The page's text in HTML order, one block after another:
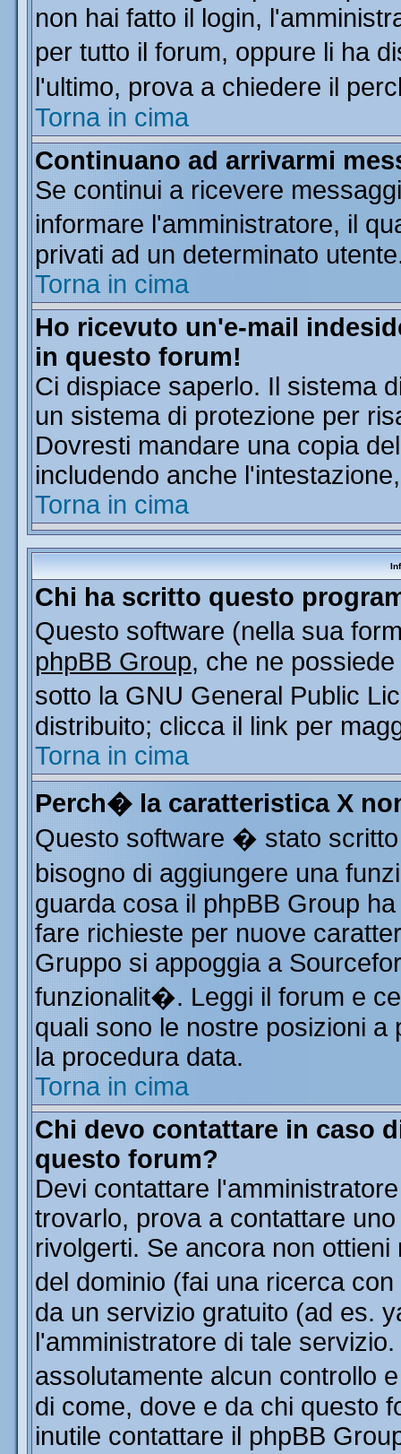
non hai fatto il login,
per tutto il forum, oppure li ha
l'ultimo, prova a chiedere il
Torna in cima
Continuano ad arrivarmi
Se continui a ricevere
informare l'amministratore, il
privati ad un determinato
Torna in cima
Ho ricevuto un'e-mail
in questo forum!
Ci dispiace saperlo. Il sistema
un sistema di protezione per
Dovresti mandare una copia
includendo anche
Torna in cima
Chi ha scritto questo
Questo software (nella sua
phpBB Group, che ne
sotto la GNU General Public
distribuito; clicca il link per
Torna in cima
Perch� la caratteristica X
Questo software � stato
bisogno di aggiungere una
guarda cosa il phpBB Group
fare richieste per nuove
Gruppo si appoggia a
funzionalit�. Leggi il forum e
quali sono le nostre posizioni
la procedura data.
Torna in cima
Chi devo contattare in caso
questo forum?
Devi contattare
trovarlo, prova a contattare
rivolgerti. Se ancora non
del dominio (fai una ricerca
da un servizio gratuito (ad es.
l'amministratore di tale
assolutamente alcun controllo
di come, dove e da chi questo
inutile contattare il phpBB